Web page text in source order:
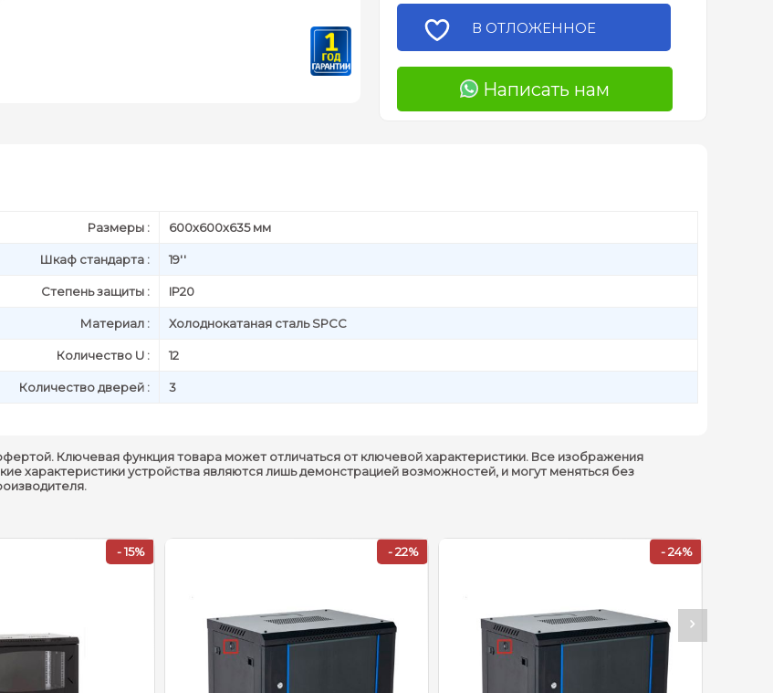
В ОТЛОЖЕННОЕ
Написать нам
Размеры : 600х600x635 мм
Шкаф стандарта : 19''
Степень защиты : IP20
Материал : Холоднокатаная сталь SPCC
Количество U : 12
Количество дверей : 3
Ключевая функция товара может отличаться от ключевой характеристики. Все изображения
характеристики устройства являются лишь демонстрацией возможностей, и могут меняться без
- 15% - 22% - 24%